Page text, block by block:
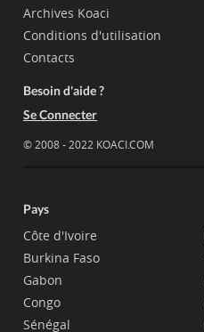
Archives Koaci
Conditions d'utilisation
Contacts
Besoin d'aide ?
Se Connecter
© 2008 - 2022 KOACI.COM
Pays
Côte d'Ivoire
Burkina Faso
Gabon
Congo
Sénégal